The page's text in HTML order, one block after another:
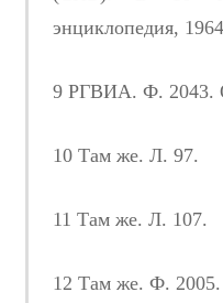
энциклопедия,
9 РГВИА. Ф. 2043.
10 Там же. Л. 97.
11 Там же. Л. 107.
12 Там же. Ф.